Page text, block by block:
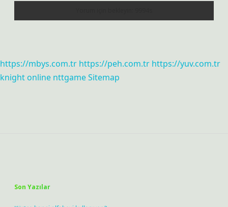
https://mbys.com.tr https://peh.com.tr https://yuv.com.tr
knight online nttgameSitemap
Son Yazılar